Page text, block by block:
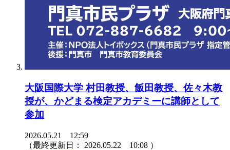
大阪国際大学 村田教授、飯田教授、佐々木教
授が、かどまる検定アカデミーに講師として
参加
2026.05.21 12:59
（最終更新日： 2026.05.22 10:08 ）